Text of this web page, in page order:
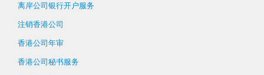
离岸公司银行开户服务
注销香港公司
香港公司年审
香港公司秘书服务